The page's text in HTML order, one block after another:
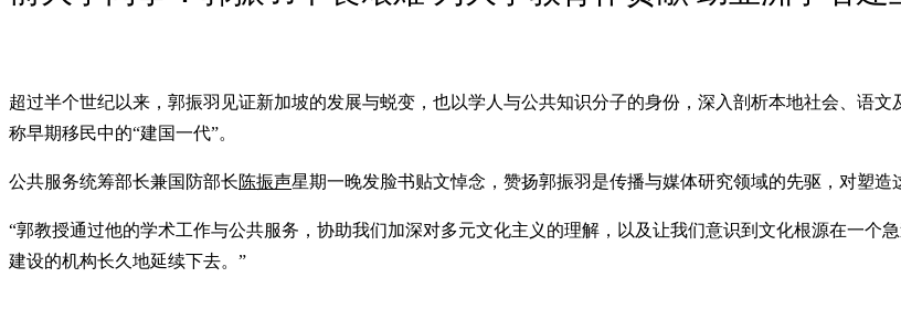
超过半个世纪以来，郭振羽见证新加坡的发展与蜕变，也以学人与公共知识分子的身份，深入剖析本地社会、语
称早期移民中的“建国一代”。
公共服务统筹部长兼国防部长陈振声星期一晚发脸书贴文悼念，赞扬郭振羽是传播与媒体研究领域的先驱，对塑造
“郭教授通过他的学术工作与公共服务，协助我们加深对多元文化主义的理解，以及让我们意识到文化根源在一个
建设的机构长久地延续下去。”